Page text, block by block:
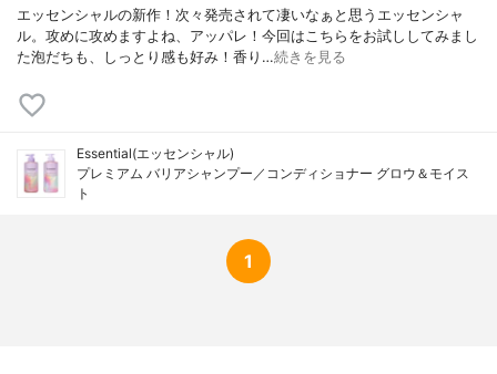
エッセンシャルの新作！次々発売されて凄いなぁと思うエッセンシャ
ル。攻めに攻めますよね、アッパレ！今回はこちらをお試ししてみまし
た泡だちも、しっとり感も好み！香り…続きを見る
Essential(エッセンシャル)
プレミアム バリアシャンプー／コンディショナー グロウ＆モイス
ト
1